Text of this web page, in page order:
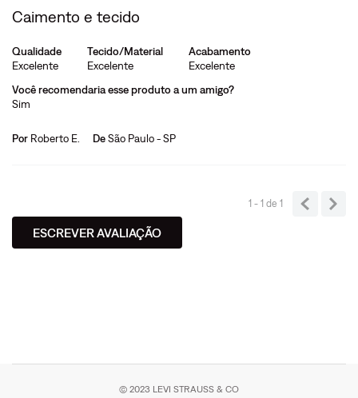
Caimento e tecido
Qualidade
Excelente
Tecido/Material
Excelente
Acabamento
Excelente
Você recomendaria esse produto a um amigo?
Sim
Por Roberto E. DeSão Paulo - SP
1 - 1de 1
ESCREVER AVALIAÇÃO
© 2023 LEVI STRAUSS & CO